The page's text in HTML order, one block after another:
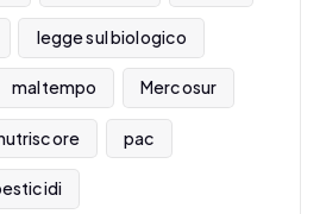
legge sul biologico
maltempo Mercosur
pac